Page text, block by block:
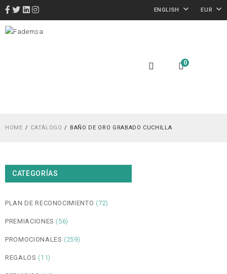
ENGLISH EUR
0
HOME CATÁLOGO BAÑO DE ORO GRABADO CUCHILLA
CATEGORÍAS
PLAN DE RECONOCIMIENTO (72)
PREMIACIONES (56)
PROMOCIONALES (259)
REGALOS (11)